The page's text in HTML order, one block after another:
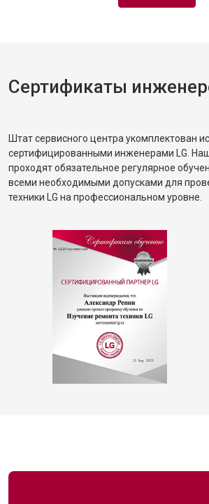
Сертификаты
Штат сервисного центра укомплектован
сертифицированными инженерами LG.
проходят обязательное регулярное
всеми необходимыми допусками для
техники LG на профессиональном уровне.